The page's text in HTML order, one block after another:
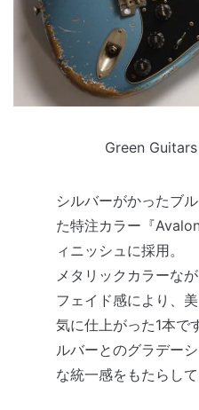
Green
シルバーがかったブ
た特注カラー『
ィニッシュに採用。
メタリックカラーな
フェイド感により、
気に仕上がった1本で
ルバーとのグラデー
な統一感をもたらして